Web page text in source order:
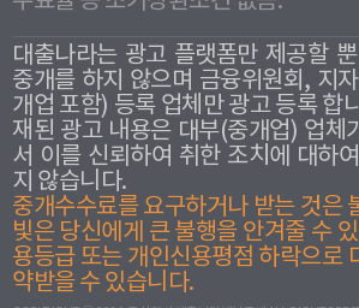
대출나라는 광고 플랫폼만 제공할
중개를 하지 않으며 금융위원회, 지
개업 포함) 등록 업체만 광고 등록 합
재된 광고 내용은 대부(중개업) 업체
서 이를 신뢰하여 취한 조치에 대하
지 않습니다.
중개수수료를 요구하거나 받는 것은
빛은 당신에게 큰 불행을 안겨줄 수
용등급 또는 개인신용평점 하락으로
약받을 수 있습니다.